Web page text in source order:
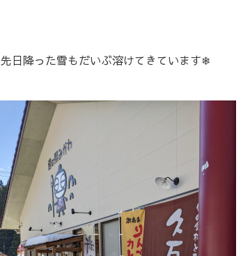
⁡先日降った雪もだいぶ溶けてきています❄⁡